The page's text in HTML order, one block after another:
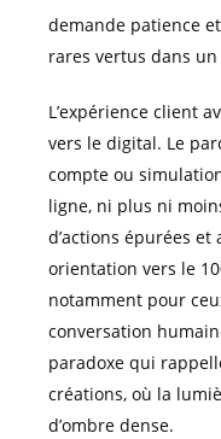
demande patience
rares vertus dans
L’expérience client
vers le digital. Le
compte ou
ligne, ni plus ni
d’actions épurées et
orientation vers le
notamment pour
conversation
paradoxe qui
créations, où la
d’ombre dense.